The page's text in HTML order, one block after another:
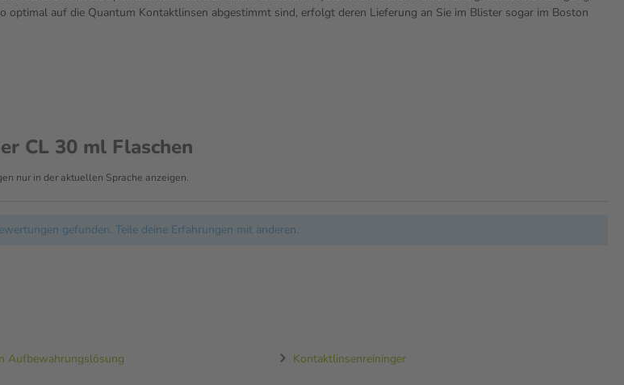
auf die Quantum Kontaktlinsen abgestimmt sind, erfolgt deren Lieferung an Sie im Blister sogar im Boston
CL 30 ml Flaschen
nur in der aktuellen Sprache anzeigen.
gefunden. Teile deine Erfahrungen mit anderen.
Aufbewahrungslösung Kontaktlinsenreininger